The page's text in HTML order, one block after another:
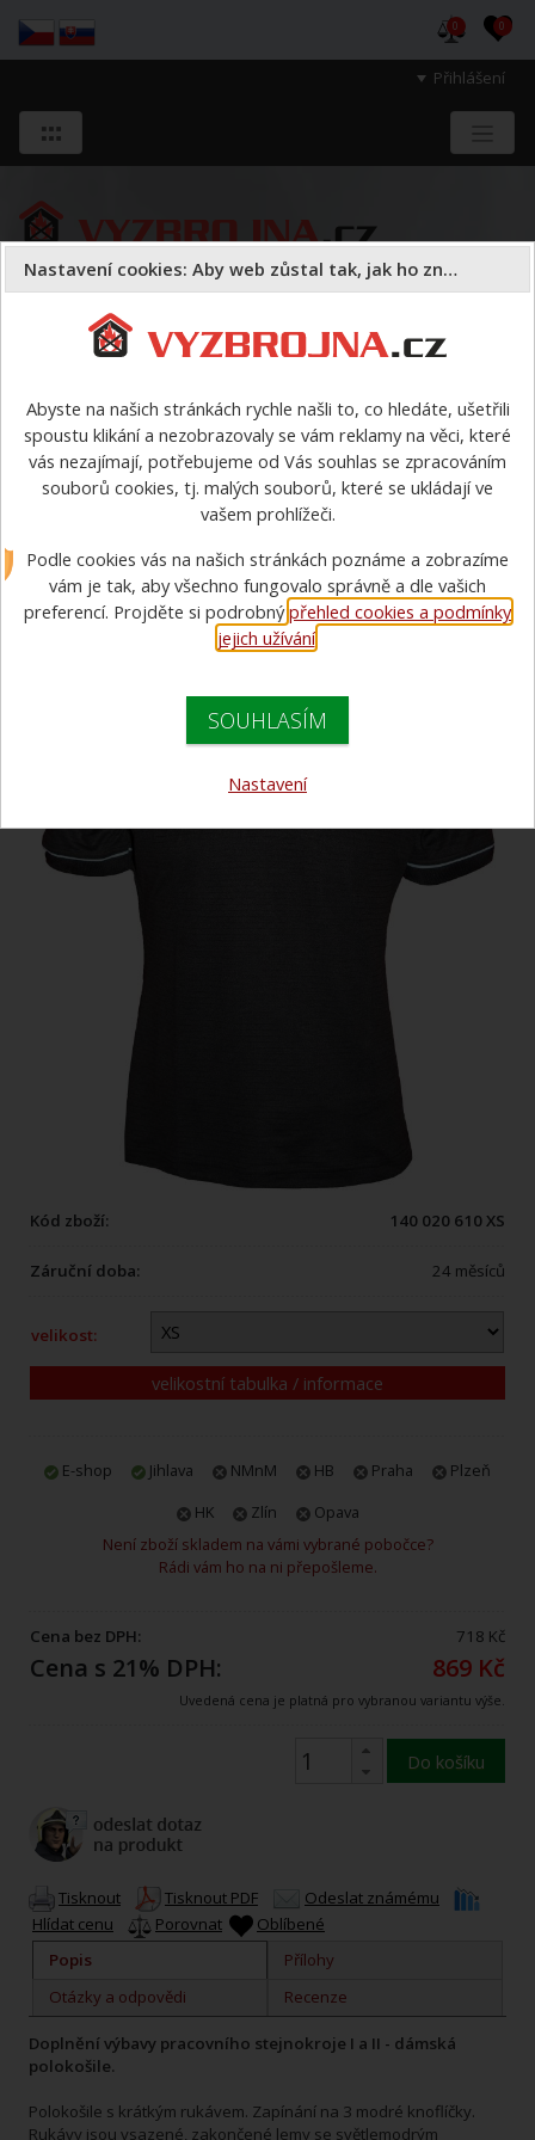
Přihlášení
0 0
a majetek druhých.
Oděvy trička a polokošile >Polokošile modrá KR -
dámská bez znaku
bez znaku
Kód zboží: 140 020 610 XS
Záruční doba: 24 měsíců
velikost:
velikostní tabulka / informace
E-shop Jihlava NMnM HB Praha
Plzeň
HK
Zlín
Opava
Není zboží skladem na vámi vybrané pobočce?
Rádi vám ho na ni přepošleme.
Cena bez DPH: 718 Kč
Cena s 21% DPH: 869 Kč
Uvedená cena je platná pro vybranou variantu výše.
Do košíku
Tisknout Tisknout PDF
Odeslat známému
Hlídat cenu
Porovnat
Oblíbené
Popis
Přílohy
Otázky a odpovědi
Recenze
Doplnění výbavy pracovního stejnokroje I a II - dámská
polokošile.
Polokošile s krátkým rukávem. Zapínání na 3 modré knoflíčky.
Rukávy jsou vsazené, zakončené lemy se světlemodrým
Nastavení cookies: Aby web zůstal tak, jak ho znáte
Abyste na našich stránkách rychle našli to, co hledáte, ušetřili
spoustu klikání a nezobrazovaly se vám reklamy na věci, které
vás nezajímají, potřebujeme od Vás souhlas se zpracováním
souborů cookies, tj. malých souborů, které se ukládají ve
vašem prohlížeči.
Podle cookies vás na našich stránkách poznáme a zobrazíme
vám je tak, aby všechno fungovalo správně a dle vašich
preferencí. Projděte si podrobnýpřehled cookies a podmínky
jejich užívání.
SOUHLASÍM
Nastavení